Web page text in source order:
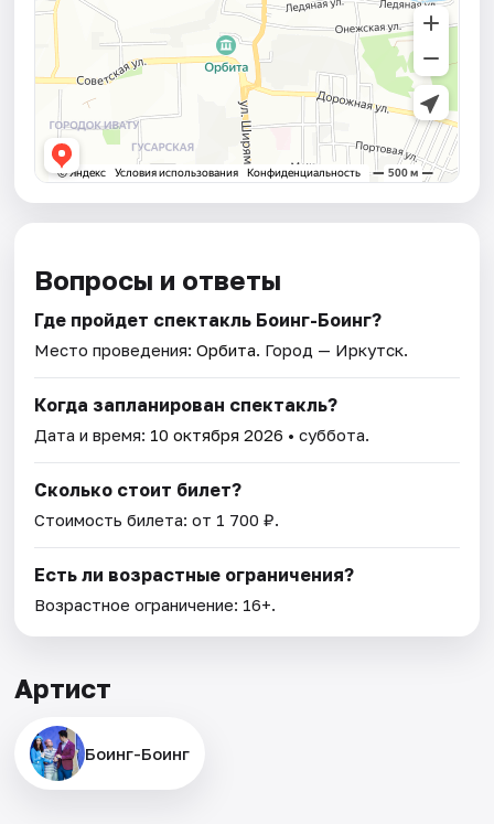
Вопросы и ответы
Где пройдет спектакль Боинг-Боинг?
Место проведения:Орбита. Город — Иркутск.
Когда запланирован спектакль?
Дата и время: 10 октября 2026 • суббота.
Сколько стоит билет?
Стоимость билета: от 1 700 ₽.
Есть ли возрастные ограничения?
Возрастное ограничение: 16+.
Артист
Боинг-Боинг